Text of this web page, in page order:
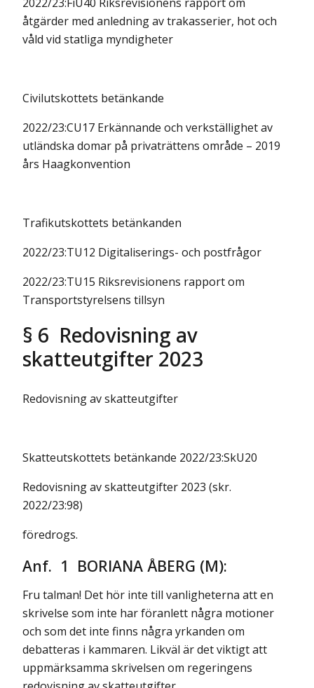
åtgärder med anledning av trakasserier, hot och
våld vid statliga myndigheter
Civilutskottets betänkande
2022/23:CU17 Erkännande och verkställighet av
utländska domar på privaträttens område – 2019
års Haagkonvention
Trafikutskottets betänkanden
2022/23:TU12 Digitaliserings- och postfrågor
2022/23:TU15 Riksrevisionens rapport om
Transportstyrelsens tillsyn
§ 6 Redovisning av
skatteutgifter 2023
Redovisning av skatteutgifter
Skatteutskottets betänkande 2022/23:SkU20
Redovisning av skatteutgifter 2023 (skr.
2022/23:98)
föredrogs.
Anf. 1 BORIANA ÅBERG (M):
Fru talman! Det hör inte till vanligheterna att en
skrivelse som inte har föranlett några motioner
och som det inte finns några yrkanden om
debatteras i kammaren. Likväl är det viktigt att
uppmärksamma skrivelsen om regeringens